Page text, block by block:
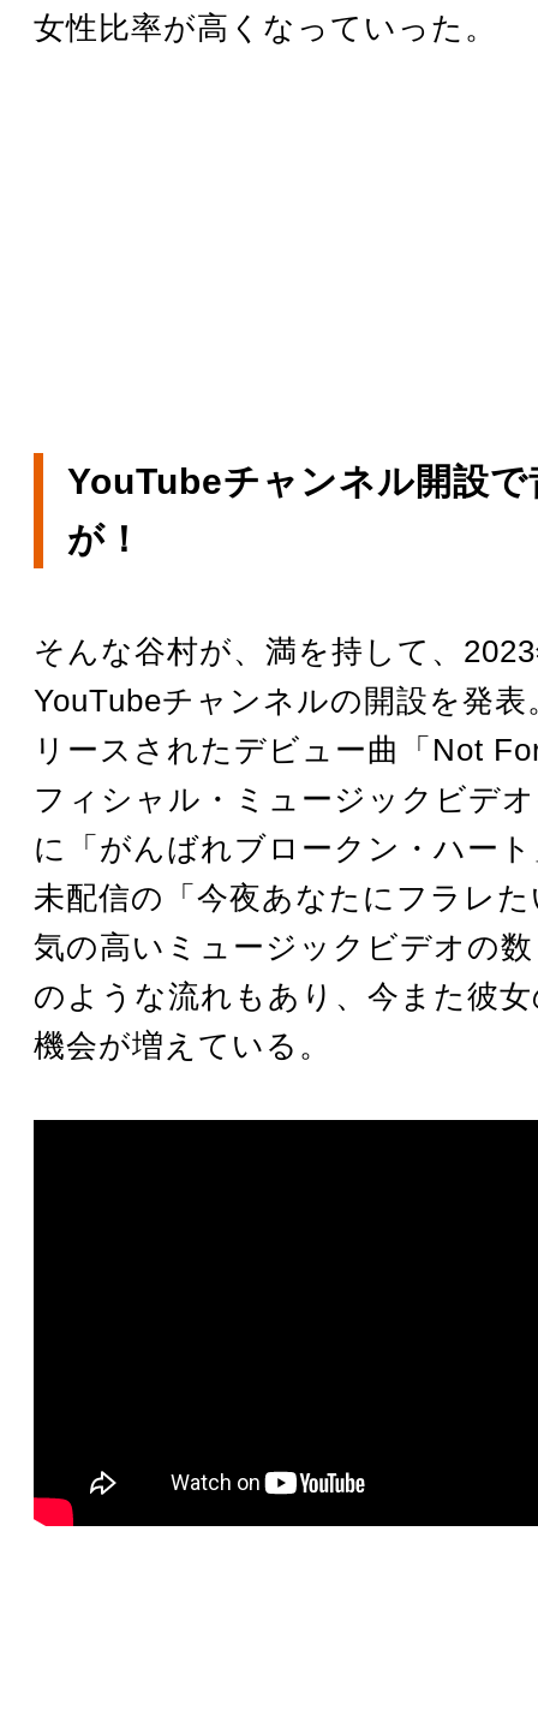
女性比率が高くなっていった。
YouTubeチャンネル開設で
が！
そんな谷村が、満を持して、
YouTubeチャンネルの開設を発表
リースされたデビュー曲「Not
フィシャル・ミュージックビデ
に「がんばれブロークン・ハー
未配信の「今夜あなたにフラレ
気の高いミュージックビデオの
のような流れもあり、今また彼
機会が増えている。